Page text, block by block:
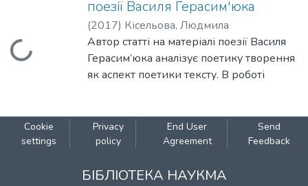
Loading...
поезії Василя Герасим'юка
(2017) Кісельова, Людмила
Автор статті на матеріалі поезії Василя
Герасим’юка аналізує поетику творення
як аспект поетики тексту. В роботі
З’ясовано, чому два види гуцульських
народно-художніх промислів – "кахлі"
означниками етапів творчості
Cookie
settings
Privacy
policy
End User
Agreement
Send
Feedback
БІБЛІОТЕКА НАУКМА